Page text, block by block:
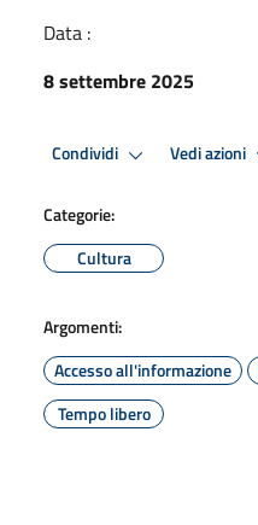
Data :
8 settembre 2025
Condividi Vedi azioni
Categorie:
Cultura
Argomenti:
Accesso all'informazione
Tempo libero